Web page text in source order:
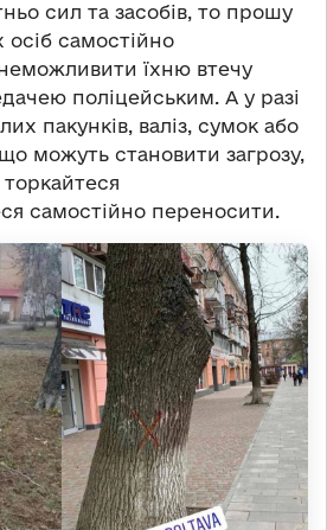
сил та засобів, то прошу
осіб самостійно
їхню втечу
поліцейським. А у разі
пакунків, валіз, сумок або
можуть становити загрозу,
самостійно переносити.